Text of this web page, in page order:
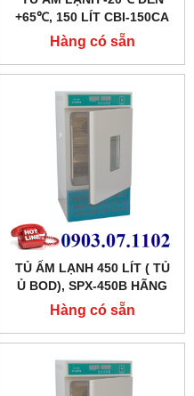
+65℃, 150 LÍT CBI-150CA
HÃNG TAISITE
Hàng có sẵn
TỦ ẤM LẠNH 450 LÍT ( TỦ
Ủ BOD), SPX-450B HÃNG
XINGCHEN SHKT
Hàng có sẵn